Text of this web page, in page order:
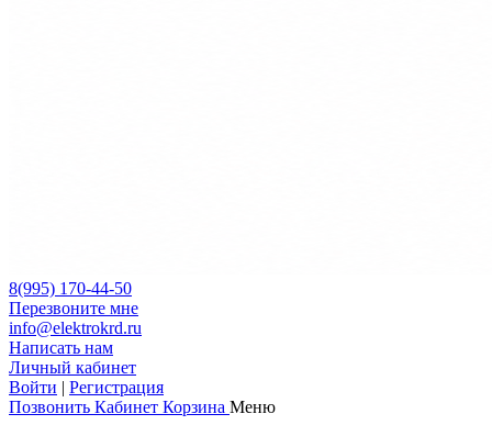
8(995) 170-44-50
Перезвоните мне
info@elektrokrd.ru
Написать нам
Личный кабинет
Войти | Регистрация
Позвонить Кабинет Корзина Меню